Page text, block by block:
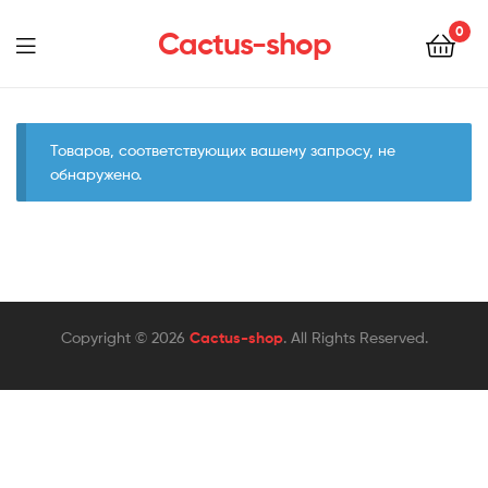
Cactus-shop 0
Menu
Товаров, соответствующих вашему запросу, не
обнаружено.
Copyright © 2026 Cactus-shop. All Rights Reserved.